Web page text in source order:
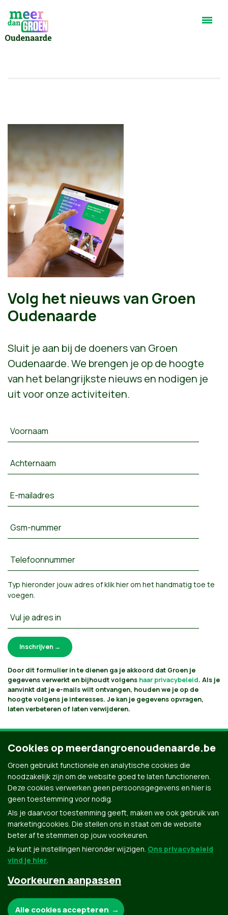
Volg het nieuws van Groen
Oudenaarde
Sluit je aan bij de doeners van Groen
Oudenaarde. We brengen je op de hoogte
van het belangrijkste nieuws en nodigen je
uit voor onze activiteiten.
Voornaam
Achternaam
E-mailadres
Gsm-nummer
Telefoonnummer
Typ hieronder jouw adres ofklik hier om het handmatig toe te
voegen.
Vul je adres in
Door dit formulier in te dienen ga je akkoord dat Groen je
gegevens verwerkt en bijhoudt volgens haar privacybeleid. Als je
aanvinkt dat je e-mails wilt ontvangen, houden we je op de
hoogte volgens je interesses. Je kan je gegevens opvragen,
laten verbeteren of laten verwijderen.
Groen.be
Cookies op meerdangroenoudenaarde.be
Groen gebruikt functionele en analytische cookies die
noodzakelijk zijn om de website goed te laten functioneren.
Deze cookies verwerken geen persoonsgegevens en hier is
geen toestemming voor nodig.
Als je daarvoor toestemming geeft, maken we ook gebruik van
marketingcookies. Die stellen ons in staat om de website
beter af te stemmen op jouw voorkeuren.
Je kunt je instellingen hieronder wijzigen. Ons privacybeleid
vind je hier.
Voorkeuren aanpassen
Alle cookies accepteren